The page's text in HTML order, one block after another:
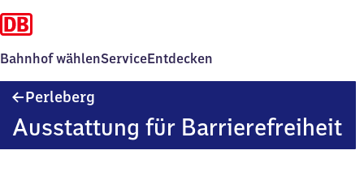
Bahnhof wählenServiceEntdecken
Perleberg
Ausstattung für Barrierefreiheit